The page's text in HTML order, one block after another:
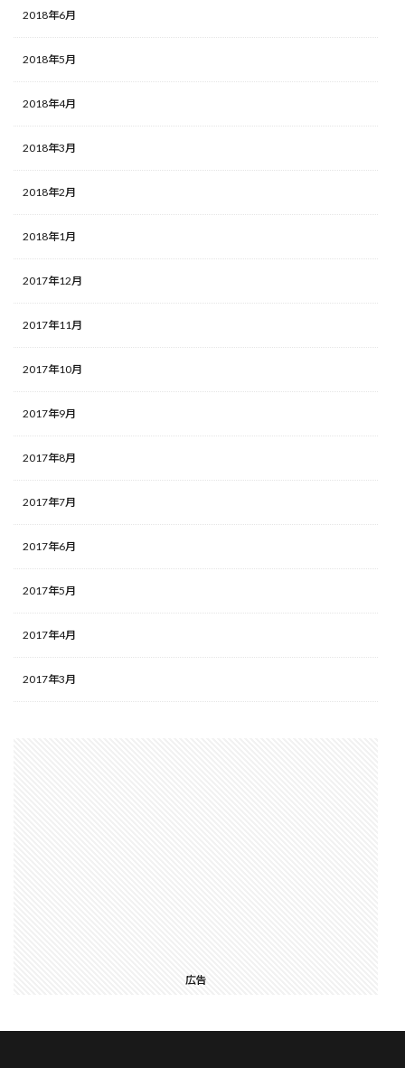
2018年6月
2018年5月
2018年4月
2018年3月
2018年2月
2018年1月
2017年12月
2017年11月
2017年10月
2017年9月
2017年8月
2017年7月
2017年6月
2017年5月
2017年4月
2017年3月
広告